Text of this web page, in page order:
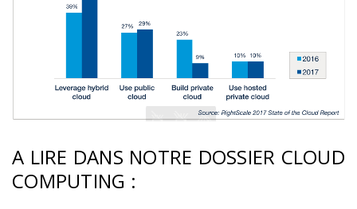
A LIRE DANS NOTRE DOSSIER CLOUD
COMPUTING :